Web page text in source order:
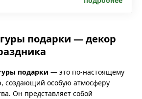
подарки — декор
подарки — это по-настоящему
создающий особую атмосферу
Он представляет собой